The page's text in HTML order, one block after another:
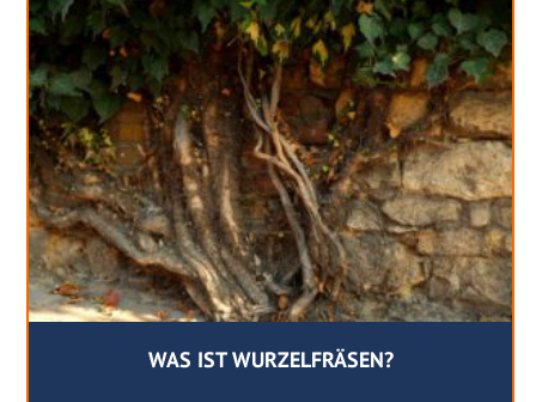
WAS IST WURZELFRÄSEN?